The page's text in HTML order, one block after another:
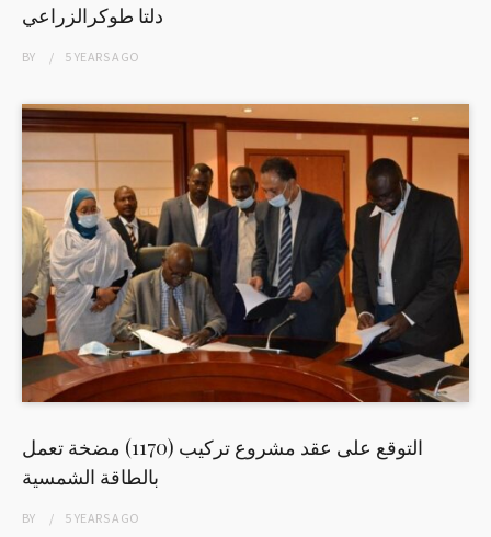
دلتا طوكرالزراعي
BY 5 YEARSAGO
التوقع على عقد مشروع تركيب (1170) مضخة تعمل
بالطاقة الشمسية
BY 5 YEARSAGO